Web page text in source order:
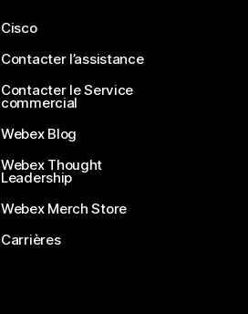
Cisco
Contacter l’assistance
Contacter le Service
commercial
Webex Blog
Webex Thought
Leadership
Webex Merch Store
Carrières